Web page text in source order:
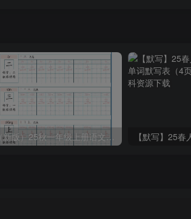
（新版）25秋一年级上册语文生字字帖（100字）